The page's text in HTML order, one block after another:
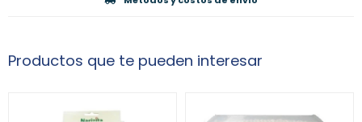
Productos que te pueden interesar